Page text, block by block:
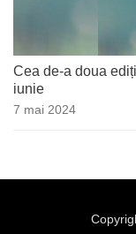
Cea de-a doua
iunie
7 mai 2024